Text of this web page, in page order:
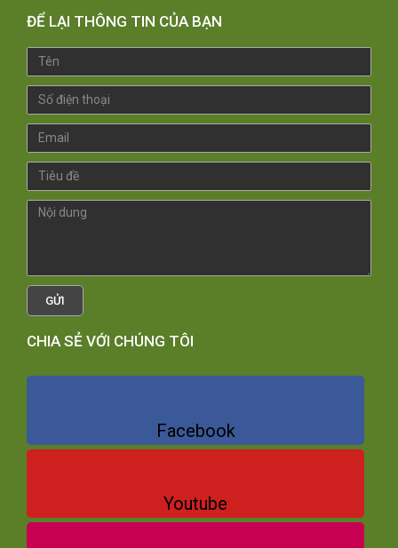
ĐỂ LẠI THÔNG TIN CỦA BẠN
GỬI
CHIA SẺ VỚI CHÚNG TÔI
Facebook
Youtube